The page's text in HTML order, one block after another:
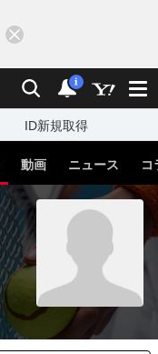
検索 通知
i
ID新規取得
動画 ニュース コ